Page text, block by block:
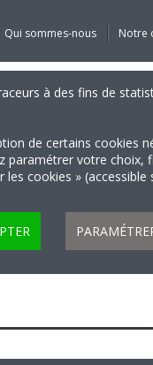
Qui sommes-nous Notre
à des fins de
de certains cookies
votre
cookies »